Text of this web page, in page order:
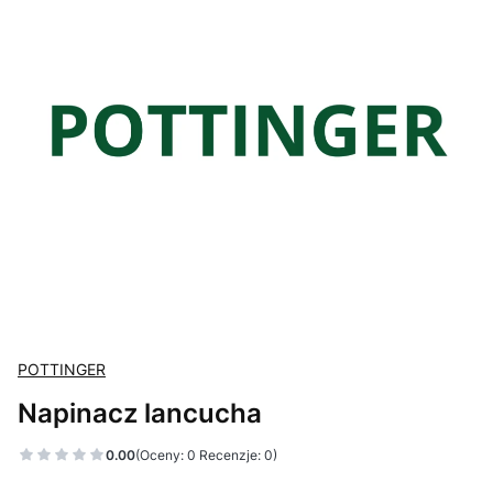
POTTINGER
Napinacz lancucha
0.00(Oceny: 0 Recenzje: 0)